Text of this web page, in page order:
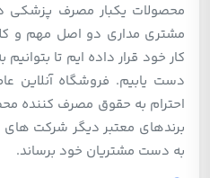
محصولات یکبار مصرف
مشتری مداری دو اصل مهم و
کار خود قرار داده ایم تا
دست یابیم. فروشگاه آنلاین
احترام به حقوق مصرف کننده
برندهای معتبر دیگر شرکت های
به دست مشتریان خود برساند.